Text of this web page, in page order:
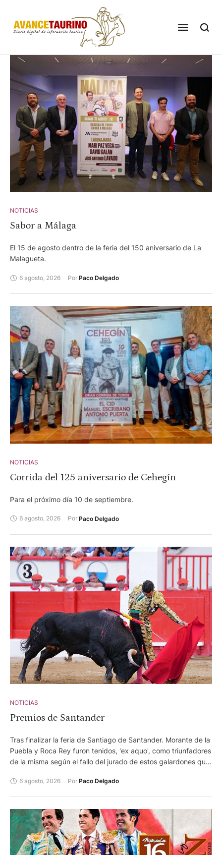
NOTICIAS
Sabor a Málaga
El 15 de agosto dentro de la feria del 150 aniversario de La
Malagueta.
6 agosto, 2026 Por Paco Delgado
NOTICIAS
Corrida del 125 aniversario de Cehegín
Para el próximo día 10 de septiembre.
6 agosto, 2026 Por Paco Delgado
NOTICIAS
Premios de Santander
Tras finalizar la feria de Santiago de Santander. Morante de la
Puebla y Roca Rey furon tenidos, 'ex aquo', como triunfadores
de la misma según el fallo del jurado de estos galardones que
6 agosto, 2026 Por Paco Delgado